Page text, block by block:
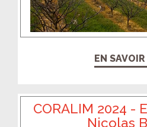
EN
CORALIM 2024 -
Nicolas